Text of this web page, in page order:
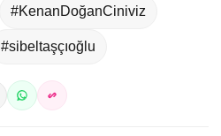
#KenanDoğanCiniviz
#sibeltaşçıoğlu